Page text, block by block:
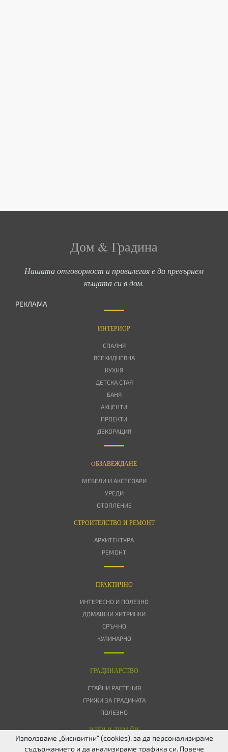
Дом & Градина
Нашата отговорност и привилегия е да превърнем
къщата си в дом.
РЕКЛАМА
ИНТЕРИОР
СПАЛНЯ
ВСЕКИДНЕВНА
КУХНЯ
ДЕТСКА СТАЯ
БАНЯ
АКЦЕНТИ
ПРОЕКТИ
ДЕКОРАЦИЯ
OБЗАВЕЖДАНЕ
МЕБЕЛИ И АКСЕСОАРИ
УРЕДИ
ОТОПЛЕНИЕ
СТРОИТЕЛСТВО И РЕМОНТ
АРХИТЕКТУРА
РЕМОНТ
ПРАКТИЧНО
ИНТЕРЕСНО И ПОЛЕЗНО
ДОМАШНИ ХИТРИНКИ
СРЪЧНО
КУЛИНАРНО
ГРАДИНАРСТВО
СТАЙНИ РАСТЕНИЯ
ГРИЖИ ЗА ГРАДИНАТА
ПОЛЕЗНО
ИДЕИ И ДИЗАЙН
Използваме „бисквитки“ (cookies), за да персонализираме
съдържанието и да анализираме трафика си. Повече